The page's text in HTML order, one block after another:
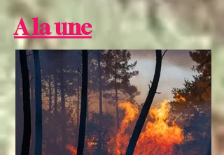
A la une